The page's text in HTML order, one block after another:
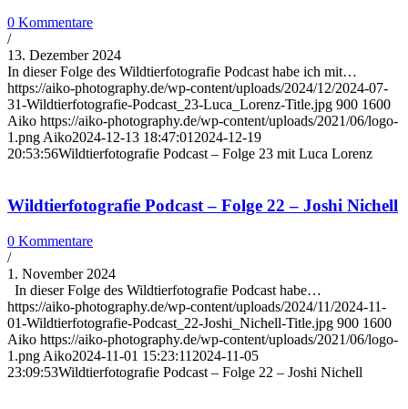
0 Kommentare
/
13. Dezember 2024
In dieser Folge des Wildtierfotografie Podcast habe ich mit…
https://aiko-photography.de/wp-content/uploads/2024/12/2024-07-
31-Wildtierfotografie-Podcast_23-Luca_Lorenz-Title.jpg 900 1600
Aiko https://aiko-photography.de/wp-content/uploads/2021/06/logo-
1.png Aiko2024-12-13 18:47:01 2024-12-19
20:53:56Wildtierfotografie Podcast – Folge 23 mit Luca Lorenz
Wildtierfotografie Podcast – Folge 22 – Joshi Nichell
0 Kommentare
/
1. November 2024
In dieser Folge des Wildtierfotografie Podcast habe…
https://aiko-photography.de/wp-content/uploads/2024/11/2024-11-
01-Wildtierfotografie-Podcast_22-Joshi_Nichell-Title.jpg 900 1600
Aiko https://aiko-photography.de/wp-content/uploads/2021/06/logo-
1.png Aiko2024-11-01 15:23:11 2024-11-05
23:09:53Wildtierfotografie Podcast – Folge 22 – Joshi Nichell